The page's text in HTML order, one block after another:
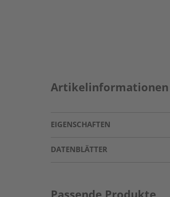
Artikelinformationen
EIGENSCHAFTEN
DATENBLÄTTER
Passende Produkte